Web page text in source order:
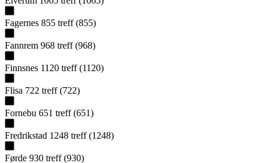
Fagernes 855 treff (855)
Fannrem 968 treff (968)
Finnsnes 1120 treff (1120)
Flisa 722 treff (722)
Fornebu 651 treff (651)
Fredrikstad 1248 treff (1248)
Førde 930 treff (930)